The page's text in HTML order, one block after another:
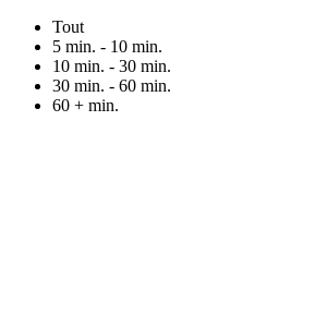
Tout
5 min. - 10 min.
10 min. - 30 min.
30 min. - 60 min.
60 + min.